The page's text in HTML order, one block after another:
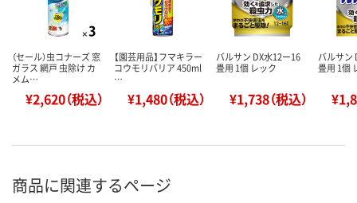
（セール）虫コナーズ 窓
ガラス 網戸 虫除け カ
メム…
¥2,620（税込）
【園芸用品】フマキラー
コウモリバリア 450ml
…
¥1,480（税込）
バルサン DX水12ー16
畳用 1個 レック
¥1,738（税込）
バルサン
畳用 1個
商品に関連するページ